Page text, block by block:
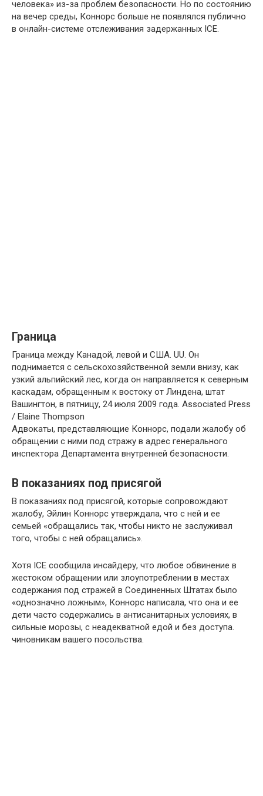
человека» из-за проблем безопасности. Но по состоянию
на вечер среды, Коннорс больше не появлялся публично
в онлайн-системе отслеживания задержанных ICE.
Граница
Граница между Канадой, левой и США. UU. Он
поднимается с сельскохозяйственной земли внизу, как
узкий альпийский лес, когда он направляется к северным
каскадам, обращенным к востоку от Линдена, штат
Вашингтон, в пятницу, 24 июля 2009 года. Associated Press
/ Elaine Thompson
Адвокаты, представляющие Коннорс, подали жалобу об
обращении с ними под стражу в адрес генерального
инспектора Департамента внутренней безопасности.
В показаниях под присягой
В показаниях под присягой, которые сопровождают
жалобу, Эйлин Коннорс утверждала, что с ней и ее
семьей «обращались так, чтобы никто не заслуживал
того, чтобы с ней обращались».
Хотя ICE сообщила инсайдеру, что любое обвинение в
жестоком обращении или злоупотреблении в местах
содержания под стражей в Соединенных Штатах было
«однозначно ложным», Коннорс написала, что она и ее
дети часто содержались в антисанитарных условиях, в
сильные морозы, с неадекватной едой и без доступа.
чиновникам вашего посольства.